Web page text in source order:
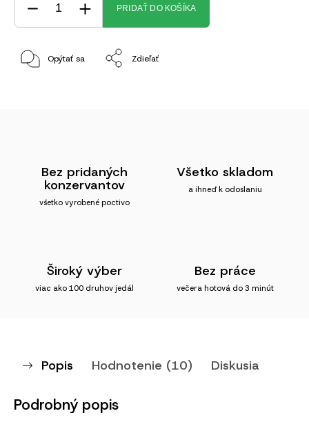
PRIDAŤ DO KOŠÍKA
Opýtať sa Zdieľať
Bez pridaných
konzervantov
všetko vyrobené poctivo
Všetko skladom
a ihneď k odoslaniu
Široký výber
viac ako 100 druhov jedál
Bez práce
večera hotová do 3 minút
Popis Hodnotenie (10) Diskusia
Podrobný popis